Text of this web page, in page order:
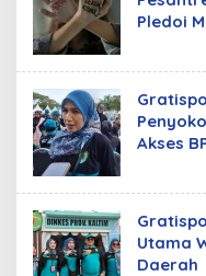
Pledoi
Akses
Utama
Daerah